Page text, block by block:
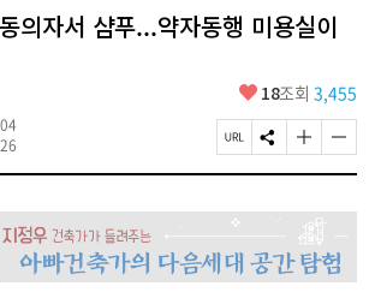
의자서 샴푸...약자동행 미용실이
좋
요
18조회 3,455
페
이
U
R
L
복
사
S
N
공
하
기
글
자
기
크
게
변
경
글
자
기
게
변
경